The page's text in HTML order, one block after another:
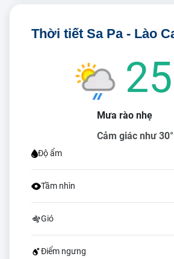
Thời tiết Sa Pa - Lào
Mưa rào nhẹ
Cảm giác như 30°
Độ ẩm
Tầm nhìn
Gió
Điểm ngưng